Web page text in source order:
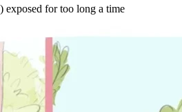
exposed for too long a time